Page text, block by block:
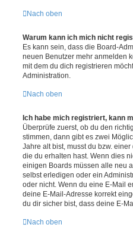
Nach oben
Warum kann ich mich nicht
Es kann sein, dass die Board-
neuen Benutzer mehr anmelden
mit dem du dich registrieren
Administration.
Nach oben
Ich habe mich registriert, kann
Überprüfe zuerst, ob du den
stimmen, dann gibt es zwei
Jahre alt bist, musst du bzw.
die du erhalten hast. Wenn dies
einigen Boards müssen alle neu
selbst erledigen oder ein
oder nicht. Wenn du eine E-Mail
deine E-Mail-Adresse korrekt
du dir sicher bist, dass deine E-
Nach oben